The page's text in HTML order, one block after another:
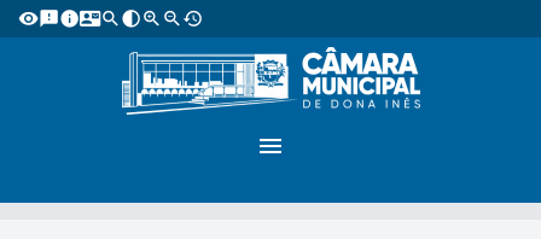
visibility feedbackinfocontact_mailsearch contrastzoom_in zoom_out restore
menu